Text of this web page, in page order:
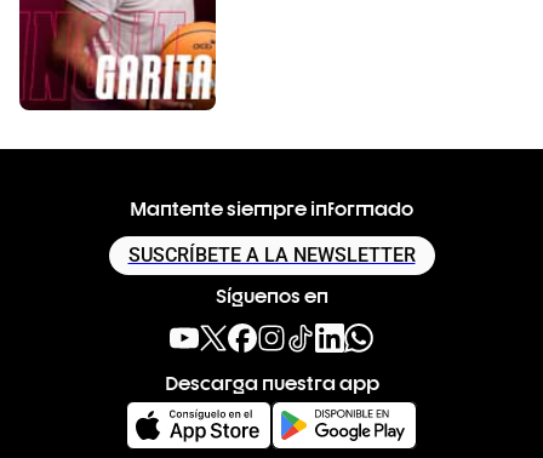
Mantente siempre informado
SUSCRÍBETE A LA NEWSLETTER
Síguenos en
Descarga nuestra app